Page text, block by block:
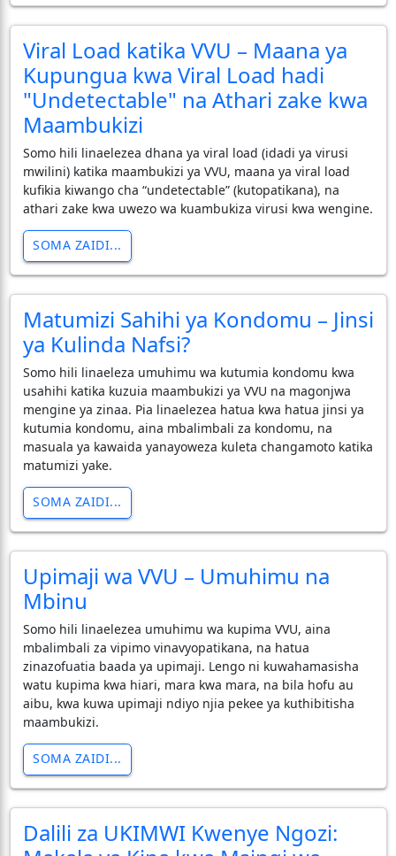
Viral Load katika VVU – Maana ya
Kupungua kwa Viral Load hadi
"Undetectable" na Athari zake kwa
Maambukizi
Somo hili linaelezea dhana ya viral load (idadi ya virusi
mwilini) katika maambukizi ya VVU, maana ya viral load
kufikia kiwango cha “undetectable” (kutopatikana), na
athari zake kwa uwezo wa kuambukiza virusi kwa wengine.
SOMA ZAIDI...
Matumizi Sahihi ya Kondomu – Jinsi
ya Kulinda Nafsi?
Somo hili linaeleza umuhimu wa kutumia kondomu kwa
usahihi katika kuzuia maambukizi ya VVU na magonjwa
mengine ya zinaa. Pia linaelezea hatua kwa hatua jinsi ya
kutumia kondomu, aina mbalimbali za kondomu, na
masuala ya kawaida yanayoweza kuleta changamoto katika
matumizi yake.
SOMA ZAIDI...
Upimaji wa VVU – Umuhimu na
Mbinu
Somo hili linaelezea umuhimu wa kupima VVU, aina
mbalimbali za vipimo vinavyopatikana, na hatua
zinazofuatia baada ya upimaji. Lengo ni kuwahamasisha
watu kupima kwa hiari, mara kwa mara, na bila hofu au
aibu, kwa kuwa upimaji ndiyo njia pekee ya kuthibitisha
maambukizi.
SOMA ZAIDI...
Dalili za UKIMWI Kwenye Ngozi: